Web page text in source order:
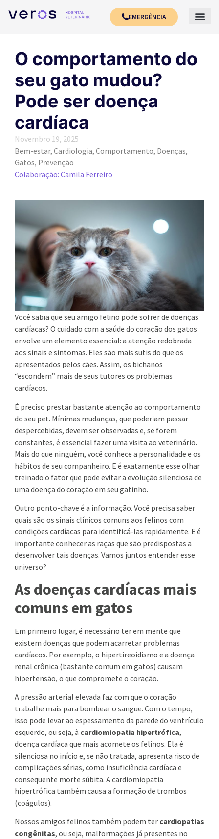
EMERGÊNCIA
O comportamento do
seu gato mudou?
Pode ser doença
cardíaca
Novembro 19, 2025
Bem-estar, Cardiologia, Comportamento, Doenças,
Gatos, Prevenção
Colaboração: Camila Ferreiro
Você sabia que seu amigo felino pode sofrer de doenças
cardíacas? O cuidado com a saúde do coração dos gatos
envolve um elemento essencial: a atenção redobrada
aos sinais e sintomas. Eles são mais sutis do que os
apresentados pelos cães. Assim, os bichanos
“escondem” mais de seus tutores os problemas
cardíacos.
É preciso prestar bastante atenção ao comportamento
do seu pet. Mínimas mudanças, que poderiam passar
despercebidas, devem ser observadas e, se forem
constantes, é essencial fazer uma visita ao veterinário.
Mais do que ninguém, você conhece a personalidade e os
hábitos de seu companheiro. E é exatamente esse olhar
treinado o fator que pode evitar a evolução silenciosa de
uma doença do coração em seu gatinho.
Outro ponto-chave é a informação. Você precisa saber
quais são os sinais clínicos comuns aos felinos com
condições cardíacas para identificá-las rapidamente. E é
importante conhecer as raças que são predispostas a
desenvolver tais doenças. Vamos juntos entender esse
universo?
As doenças cardíacas mais
comuns em gatos
Em primeiro lugar, é necessário ter em mente que
existem doenças que podem acarretar problemas
cardíacos. Por exemplo, o hipertireoidismo e a doença
renal crônica (bastante comum em gatos) causam
hipertensão, o que compromete o coração.
A pressão arterial elevada faz com que o coração
trabalhe mais para bombear o sangue. Com o tempo,
isso pode levar ao espessamento da parede do ventrículo
esquerdo, ou seja, à cardiomiopatia hipertrófica,
doença cardíaca que mais acomete os felinos. Ela é
silenciosa no início e, se não tratada, apresenta risco de
complicações sérias, como insuficiência cardíaca e
consequente morte súbita. A cardiomiopatia
hipertrófica também causa a formação de trombos
(coágulos).
Nossos amigos felinos também podem ter cardiopatias
congênitas, ou seja, malformações já presentes no